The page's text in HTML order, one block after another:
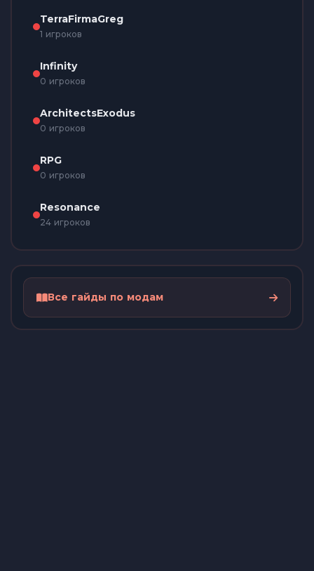
TerraFirmaGreg
1 игроков
Infinity
0 игроков
ArchitectsExodus
0 игроков
RPG
0 игроков
Resonance
24 игроков
Все гайды по модам